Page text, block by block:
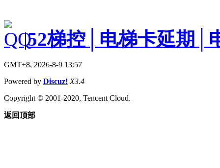
|52梯控│电梯卡延期│
GMT+8, 2026-8-9 13:57
Powered by Discuz! X3.4
Copyright © 2001-2020, Tencent Cloud.
返回顶部